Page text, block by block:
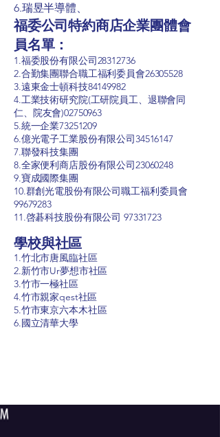
6.瑞昱半導體、
福委公司特約商店企業團體會
員名單：
1.福委股份有限公司28312736
2.合勤集團聯合職工福利委員會26305528
3.遠東金士頓科技84149982
4.工業技術研究院(工研院員工、退聯會同
仁、院友會)02750963
5.統一企業73251209
6.億光電子工業股份有限公司34516147
7.聯發科技集團
8.全家便利商店股份有限公司23060248
9.寶成國際集團
10.群創光電股份有限公司職工福利委員會
99679283
11.啓碁科技股份有限公司97331723
學校與社區
1.竹北市唐風臨社區
2.新竹市Ur夢想市社區
3.竹市一極社區
4.竹市親家qest社區
5.竹市東京六本木社區
6.國立清華大學